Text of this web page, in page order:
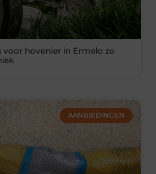
voor hovenier in Ermelo zo
AANBIEDINGEN